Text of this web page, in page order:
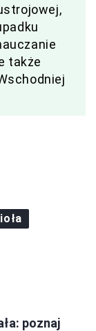
także
poznaj